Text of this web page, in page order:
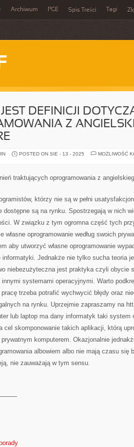
Archiwum PGE Spis Treści Tagi
DEFINICJI
Z
POSTED ON SIE - 13 - 2025
MOŻLIWOŚĆ
traktujących oprogramowania z
którzy nie są w pełni
dostępne są na rynku. Spostrzegają w nich
W związku z tym ogromna część tych
własne oprogramowanie według swoich
aby utworzyć własne oprogramowanie
informatyki. Jednakże nie tylko sucha teoria
niebezużyteczna jest praktyka czyli obycie
innymi systemami operacyjnymi. Warto
trzeba potrafić wychwycić błędy oraz
na rynku. Uprzejmie zapraszamy na
lub laptop ma dany informatyk taki system
cel skomponowanie takich aplikacji, którą
prywatnym komputerem. Okazjonalnie
albowiem albo nie mają czasu się
nie zauważają w tym sensu.